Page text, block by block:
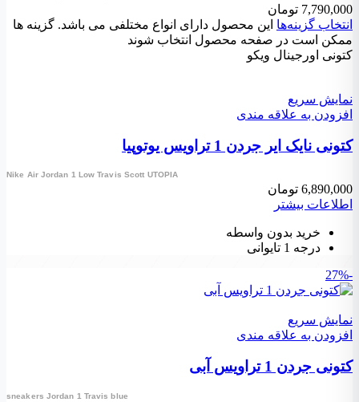
7,790,000 تومان
انتخاب گزینه‌ها این محصول دارای انواع مختلفی می باشد. گزینه ها
ممکن است در صفحه محصول انتخاب شوند
کتونی اورجینال ویکو
نمایش سریع
افزودن به علاقه مندی
کتونی نایک ایر جردن 1 تراویس یوتوپیا
Nike Air Jordan 1 Low Travis Scott UTOPIA
6,890,000 تومان
اطلاعات بیشتر
خرید بدون واسطه
درجه 1 تایوانی
-27%
نمایش سریع
افزودن به علاقه مندی
کتونی جردن 1 تراویس آبی
sneakers Jordan 1 Travis blue